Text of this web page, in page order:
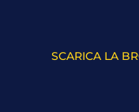
SCARICA LA